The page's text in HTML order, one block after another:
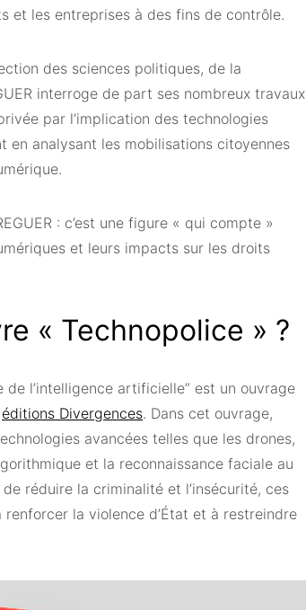
et les entreprises à des fins de contrôle.
des sciences politiques, de la
interroge de part ses nombreux travaux
par l’implication des technologies
en analysant les mobilisations citoyennes
: c’est une figure « qui compte »
et leurs impacts sur les droits
« Technopolice » ?
de l’intelligence artificielle” est un ouvrage
éditions Divergences. Dans cet ouvrage,
avancées telles que les drones,
et la reconnaissance faciale au
réduire la criminalité et l’insécurité, ces
la violence d’État et à restreindre